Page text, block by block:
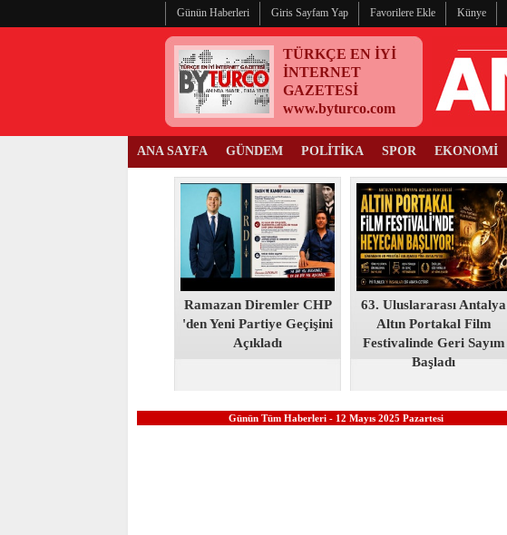
Günün Haberleri Giris Sayfam Yap Favorilere Ekle Künye
TÜRKÇE EN İYİ
İNTERNET
GAZETESİ
www.byturco.com
ANA SAYFA GÜNDEM POLİTİKA SPOR EKONOMİ
Ramazan Diremler CHP
'den Yeni Partiye Geçişini
Açıkladı
63. Uluslararası Antalya
Altın Portakal Film
Festivalinde Geri Sayım
Başladı
Günün Tüm Haberleri - 12 Mayıs 2025 Pazartesi